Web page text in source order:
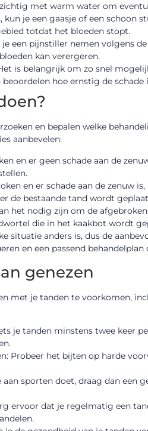
met warm water om
kun je een gaasje of een schoon
totdat het bloeden stopt.
een pijnstiller nemen volgens
kan verergeren.
is belangrijk om zo snel
hoe ernstig de
en bepalen welke
aanbevelen:
en er geen schade aan de
en er schade aan de zenuw
de bestaande tand wordt
het nodig zijn om de
die in het kaakbot wordt
situatie anders is, dus de
en een passend behandelplan
genezen
met je tanden te voorkomen,
je tanden minstens twee keer
Probeer het bijten op harde
aan sporten doet, draag dan
ervoor dat je regelmatig een